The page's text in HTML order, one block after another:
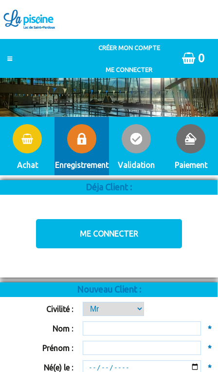
0
Achat Enregistrement Validation Paiement
Déja Client :
Nouveau Client :
Civilité :
Nom : *
Prénom : *
Né(e) le : *